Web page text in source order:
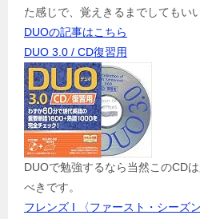
た感じで、覚えきるまでしてもい
DUOの記事はこちら
DUO 3.0 / CD復習用
DUOで勉強するなら当然このCD
べきです。
フレンズ I 〈ファースト・シーズ